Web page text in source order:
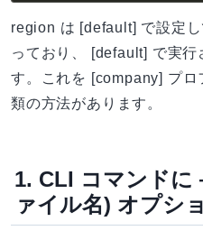
region は [default] で設定
っており、 [default] で実行
す。これを [company] プ
類の方法があります。
1. CLI コマンド
ァイル名) オプシ